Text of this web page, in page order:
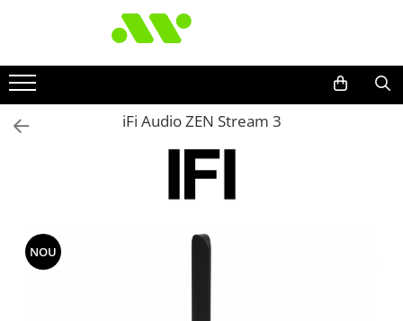
iFi Audio ZEN Stream 3
NOU